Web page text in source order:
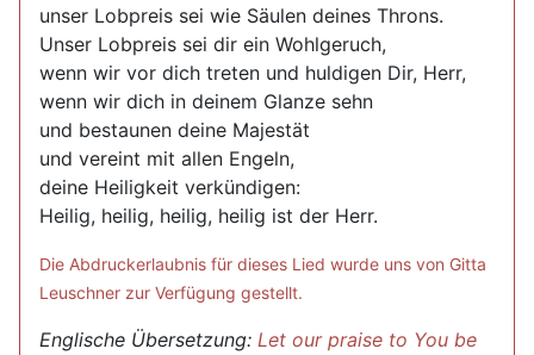
unser Lobpreis sei wie Säulen deines Throns.
Unser Lobpreis sei dir ein Wohlgeruch,
wenn wir vor dich treten und huldigen Dir, Herr,
wenn wir dich in deinem Glanze sehn
und bestaunen deine Majestät
und vereint mit allen Engeln,
deine Heiligkeit verkündigen:
Heilig, heilig, heilig, heilig ist der Herr.
Die Abdruckerlaubnis für dieses Lied wurde uns von Gitta
Leuschner zur Verfügung gestellt.
Englische Übersetzung: Let our praise to You be